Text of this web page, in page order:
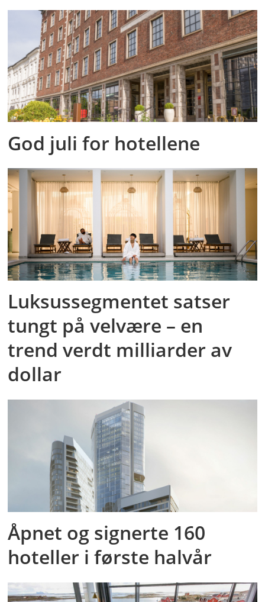
God juli for hotellene
Luksussegmentet satser
tungt på velvære – en
trend verdt milliarder av
dollar
Åpnet og signerte 160
hoteller i første halvår